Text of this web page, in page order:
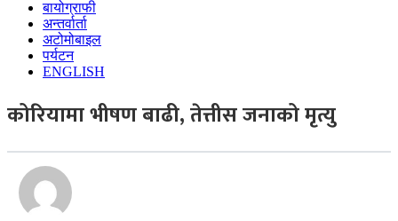
बायोग्राफी
अन्तर्वार्ता
अटोमोबाइल
पर्यटन
ENGLISH
कोरियामा भीषण बाढी, तेत्तीस जनाको मृत्यु